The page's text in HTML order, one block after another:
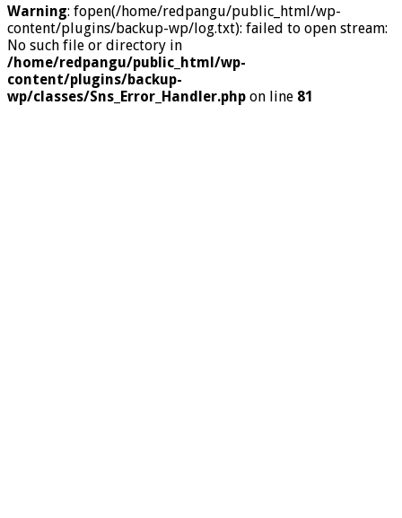
Warning: fopen(/home/redpangu/public_html/wp-
content/plugins/backup-wp/log.txt): failed to open stream:
No such file or directory in
/home/redpangu/public_html/wp-
content/plugins/backup-
wp/classes/Sns_Error_Handler.php on line 81